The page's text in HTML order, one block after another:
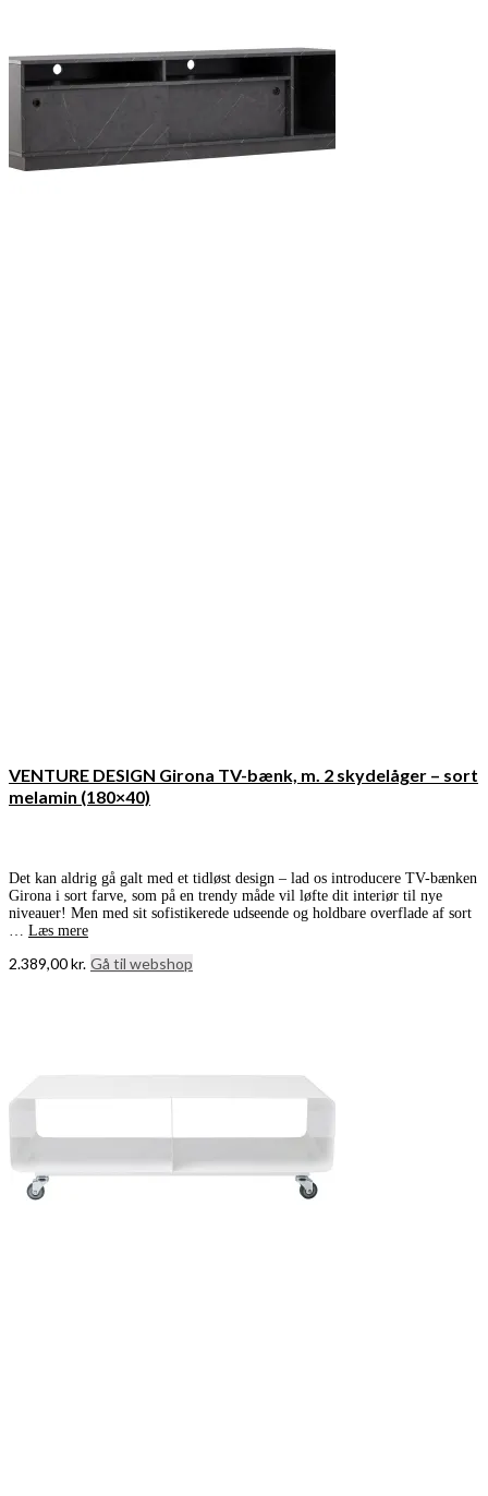
VENTURE DESIGN Girona TV-bænk, m. 2 skydelåger – sort
melamin (180×40)
Det kan aldrig gå galt med et tidløst design – lad os introducere TV-bænken
Girona i sort farve, som på en trendy måde vil løfte dit interiør til nye
niveauer! Men med sit sofistikerede udseende og holdbare overflade af sort
Læs mere
2.389,00kr. Gå til webshop